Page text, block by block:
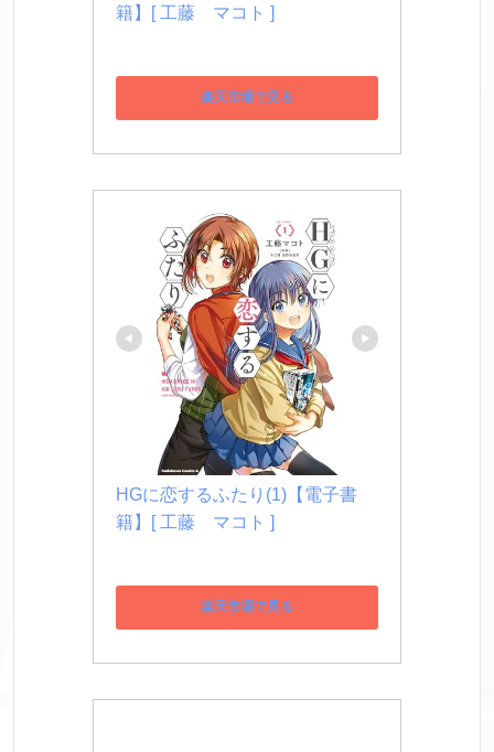
籍】[ 工藤　マコト ]
楽天市場で見る
HGに恋するふたり(1)【電子書
籍】[ 工藤　マコト ]
楽天市場で見る